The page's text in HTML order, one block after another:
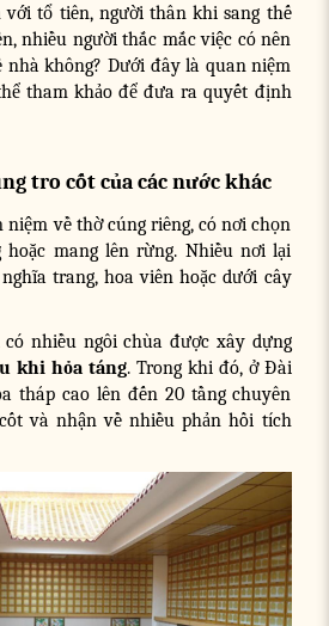
tổ tiên, người thân khi sang thế
nhiều người thắc mắc việc có nên
nhà không? Dưới đây là quan niệm
tham khảo để đưa ra quyết định
tro cốt của các nước khác
niệm về thờ cúng riêng, có nơi chọn
hoặc mang lên rừng. Nhiều nơi lại
trang, hoa viên hoặc dưới cây
có nhiều ngôi chùa được xây dựng
khi hỏa táng. Trong khi đó, ở Đài
tháp cao lên đến 20 tầng chuyên
và nhận về nhiều phản hồi tích